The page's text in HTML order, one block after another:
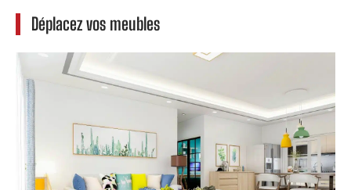
Déplacez vos meubles